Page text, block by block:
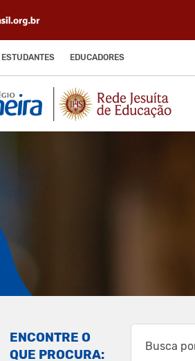
ESTUDANTES EDUCADORES
ENCONTRE O
QUE PROCURA: